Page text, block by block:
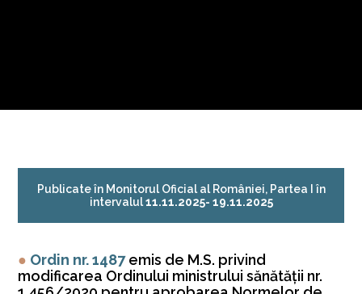
Publicate în Monitorul Oficial al României, Partea I în
intervalul11.11.2025- 19.11.2025
● Ordin nr. 1487emis de M.S. privind
modificarea Ordinului ministrului sănătăţii nr.